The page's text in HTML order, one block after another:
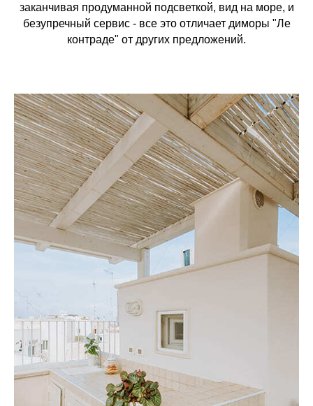
заканчивая продуманной подсветкой, вид на море, и
безупречный сервис - все это отличает диморы "Ле
контраде" от других предложений.